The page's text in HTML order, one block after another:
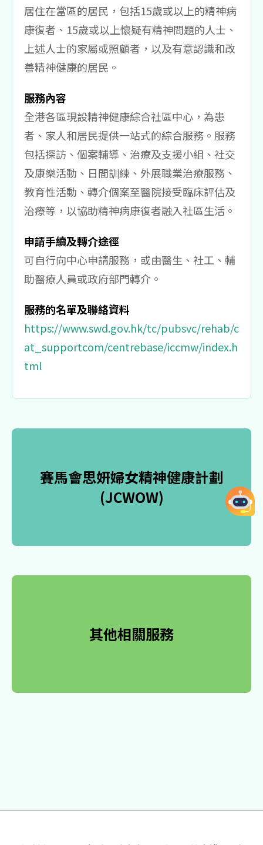
居住在當區的居民，包括15歲或以上的精神病
康復者、15歲或以上懷疑有精神問題的人士、
上述人士的家屬或照顧者，以及有意認識和改
善精神健康的居民。
服務內容
全港各區現設精神健康綜合社區中心，為患
者、家人和居民提供一站式的綜合服務。服務
包括探訪、個案輔導、治療及支援小組、社交
及康樂活動、日間訓練、外展職業治療服務、
教育性活動、轉介個案至醫院接受臨床評估及
治療等，以協助精神病康復者融入社區生活。
申請手續及轉介途徑
可自行向中心申請服務，或由醫生、社工、輔
助醫療人員或政府部門轉介。
服務的名單及聯絡資料
https://www.swd.gov.hk/tc/pubsvc/rehab/c
at_supportcom/centrebase/iccmw/index.h
tml
賽馬會思妍婦女精神健康計劃
(JCWOW)
其他相關服務